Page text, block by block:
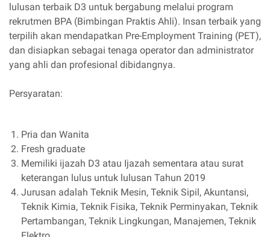
lulusan terbaik D3 untuk bergabung melalui program
rekrutmen BPA (Bimbingan Praktis Ahli). Insan terbaik yang
terpilih akan mendapatkan Pre-Employment Training (PET),
dan disiapkan sebagai tenaga operator dan administrator
yang ahli dan profesional dibidangnya.
Persyaratan:
Pria dan Wanita
Fresh graduate
Memiliki ijazah D3 atau Ijazah sementara atau surat
keterangan lulus untuk lulusan Tahun 2019
Jurusan adalah Teknik Mesin, Teknik Sipil, Akuntansi,
Teknik Kimia, Teknik Fisika, Teknik Perminyakan, Teknik
Pertambangan, Teknik Lingkungan, Manajemen, Teknik